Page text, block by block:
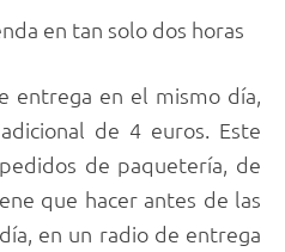
en tan solo dos horas
entrega en el mismo día,
de 4 euros. Este
de paquetería, de
que hacer antes de las
en un radio de entrega